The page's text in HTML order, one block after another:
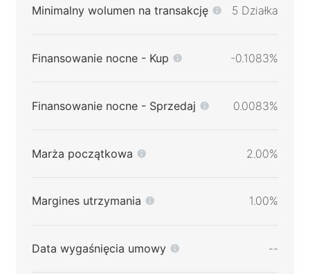
Minimalny wolumen na transakcję 5 Działka
Finansowanie nocne - Kup -0.1083%
Finansowanie nocne - Sprzedaj 0.0083%
Marża początkowa 2.00%
Margines utrzymania 1.00%
Data wygaśnięcia umowy --